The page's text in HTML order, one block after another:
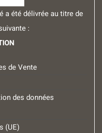
a été délivrée au titre de
:
de Vente
des données
(UE)